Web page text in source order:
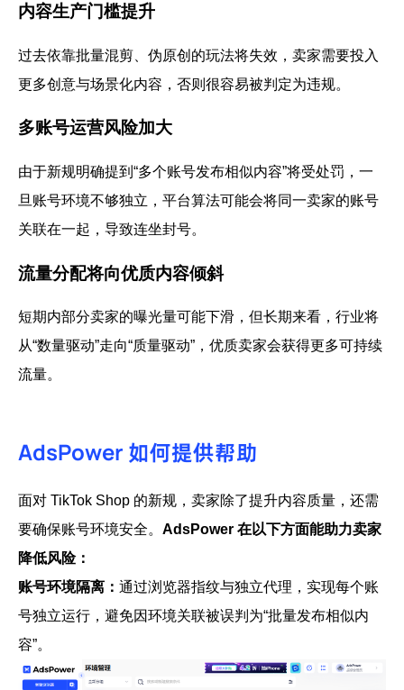
内容生产门槛提升
过去依靠批量混剪、伪原创的玩法将失效，卖家需要投入
更多创意与场景化内容，否则很容易被判定为违规。
多账号运营风险加大
由于新规明确提到“多个账号发布相似内容”将受处罚，一
旦账号环境不够独立，平台算法可能会将同一卖家的账号
关联在一起，导致连坐封号。
流量分配将向优质内容倾斜
短期内部分卖家的曝光量可能下滑，但长期来看，行业将
从“数量驱动”走向“质量驱动”，优质卖家会获得更多可持续
流量。
AdsPower 如何提供帮助
面对 TikTok Shop 的新规，卖家除了提升内容质量，还需
要确保账号环境安全。 AdsPower 在以下方面能助力卖家
降低风险：
账号环境隔离 ： 通过浏览器指纹与独立代理，实现每个账
号独立运行，避免因环境关联被误判为“批量发布相似内
容”。